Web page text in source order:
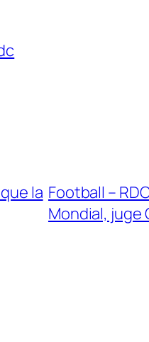
la Football –
Mondial, juge